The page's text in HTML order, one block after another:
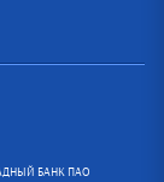
БАНК ПАО